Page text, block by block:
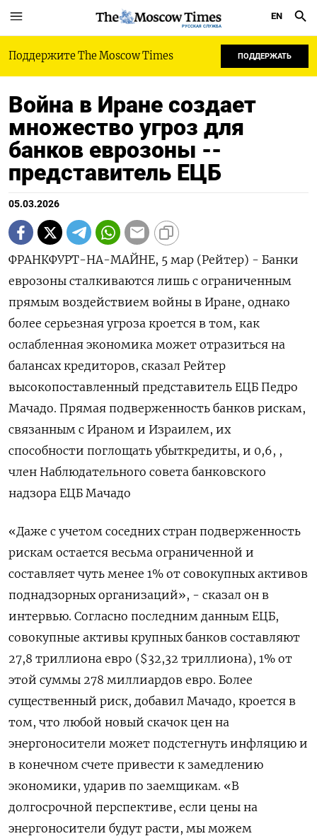
РУССКАЯ СЛУЖБА
EN
Поддержите The Moscow Times ПОДДЕРЖАТЬ
Война в Иране создает
множество угроз для
банков еврозоны --
представитель ЕЦБ
05.03.2026
ФРАНКФУРТ-НА-МАЙНЕ, 5 мар (Рейтер) - Банки
еврозоны сталкиваются лишь с ограниченным
прямым воздействием войны в Иране, однако
более серьезная угроза ‌кроется в том, как
ослабленная экономика может отразиться на
балансах кредиторов, сказал Рейтер
высокопоставленный представитель ЕЦБ Педро
Мачадо. Прямая ​подверженность банков рискам, ​
связанным ​с Ираном ⁠и Израилем, их
способности поглощать убыткредиты, ‌и 0,6, ,
член Наблюдательного совета ‌банковского
надзора ЕЦБ Мачадо
«Даже с учетом соседних стран ​подверженность
рискам остается весьма ограниченной и
составляет ‌чуть менее 1% от совокупных активов
поднадзорных ​организаций», - сказал он в
интервью. Согласно последним данным ‌ЕЦБ,
совокупные активы крупных банков составляют
27,8 триллиона евро ($32,32 триллиона), 1% от
этой суммы 278 ​миллиардов евро. Более ​
существенный риск, ‌добавил Мачадо, кроется в
том, что любой новый ​скачок цен на
энергоносители может подстегнуть инфляцию и
в конечном счете привести к замедлению
экономики, ударив по заемщикам. «В
долгосрочной перспективе, если цены на
энергоносители будут расти, мы можем